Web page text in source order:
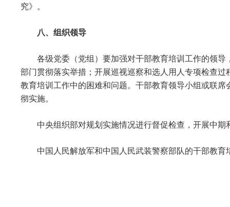
究》。
八、组织领导
各级党委（党组）要加强对干部教育培训工作的领
部门贯彻落实举措；开展巡视巡察和选人用人专项检查
教育培训工作中的困难和问题。干部教育领导小组或联
彻实施。
中央组织部对规划实施情况进行督促检查，开展中
中国人民解放军和中国人民武装警察部队的干部教